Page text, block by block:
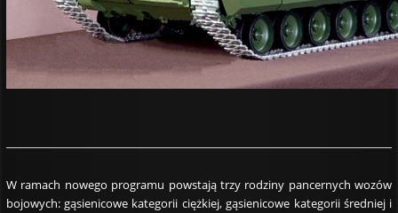
W ramach nowego programu powstają trzy rodziny pancernych wozów
bojowych: gąsienicowe kategorii ciężkiej, gąsienicowe kategorii średniej i